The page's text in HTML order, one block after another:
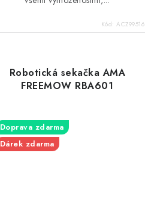
Kód:ACZ99516
Robotická sekačka AMA
FREEMOW RBA601
Doprava zdarma
Dárek zdarma